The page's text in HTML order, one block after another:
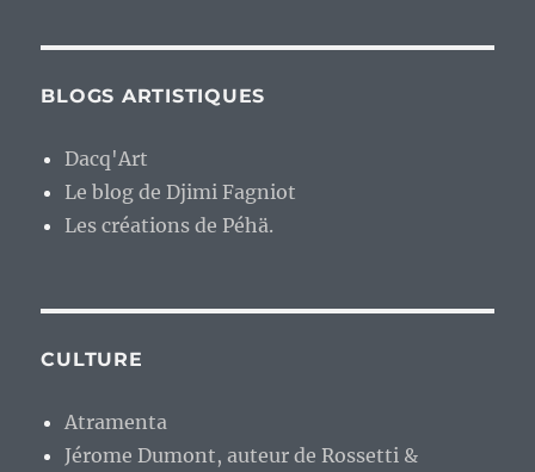
BLOGS ARTISTIQUES
Dacq'Art
Le blog de Djimi Fagniot
Les créations de Péhä.
CULTURE
Atramenta
Jérome Dumont, auteur de Rossetti &